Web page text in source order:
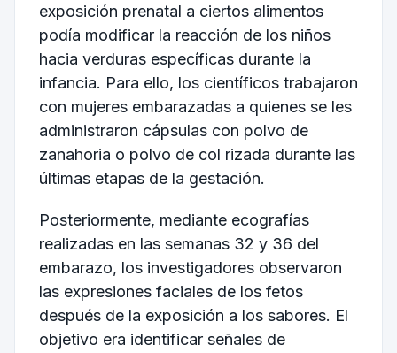
exposición prenatal a ciertos alimentos
podía modificar la reacción de los niños
hacia verduras específicas durante la
infancia. Para ello, los científicos trabajaron
con mujeres embarazadas a quienes se les
administraron cápsulas con polvo de
zanahoria o polvo de col rizada durante las
últimas etapas de la gestación.
Posteriormente, mediante ecografías
realizadas en las semanas 32 y 36 del
embarazo, los investigadores observaron
las expresiones faciales de los fetos
después de la exposición a los sabores. El
objetivo era identificar señales de